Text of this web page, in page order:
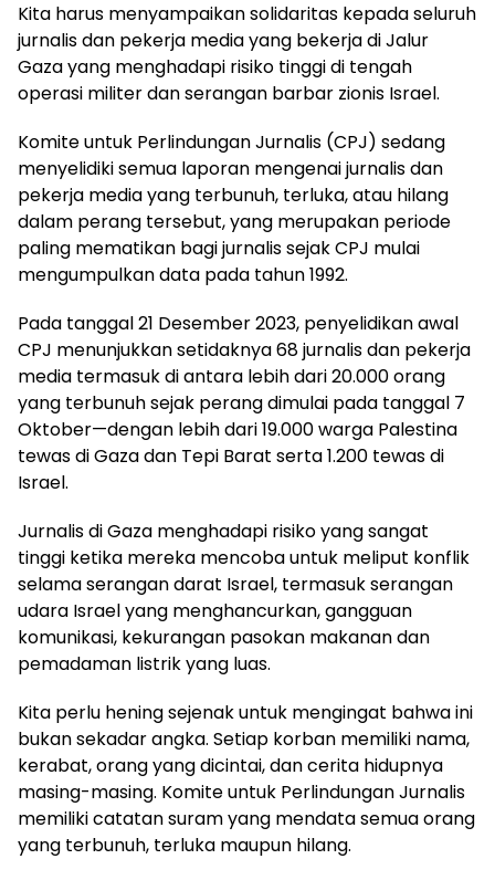
Kita harus menyampaikan solidaritas kepada seluruh
jurnalis dan pekerja media yang bekerja di Jalur
Gaza yang menghadapi risiko tinggi di tengah
operasi militer dan serangan barbar zionis Israel.
Komite untuk Perlindungan Jurnalis (CPJ) sedang
menyelidiki semua laporan mengenai jurnalis dan
pekerja media yang terbunuh, terluka, atau hilang
dalam perang tersebut, yang merupakan periode
paling mematikan bagi jurnalis sejak CPJ mulai
mengumpulkan data pada tahun 1992.
Pada tanggal 21 Desember 2023, penyelidikan awal
CPJ menunjukkan setidaknya 68 jurnalis dan pekerja
media termasuk di antara lebih dari 20.000 orang
yang terbunuh sejak perang dimulai pada tanggal 7
Oktober—dengan lebih dari 19.000 warga Palestina
tewas di Gaza dan Tepi Barat serta 1.200 tewas di
Israel.
Jurnalis di Gaza menghadapi risiko yang sangat
tinggi ketika mereka mencoba untuk meliput konflik
selama serangan darat Israel, termasuk serangan
udara Israel yang menghancurkan, gangguan
komunikasi, kekurangan pasokan makanan dan
pemadaman listrik yang luas.
Kita perlu hening sejenak untuk mengingat bahwa ini
bukan sekadar angka. Setiap korban memiliki nama,
kerabat, orang yang dicintai, dan cerita hidupnya
masing-masing. Komite untuk Perlindungan Jurnalis
memiliki catatan suram yang mendata semua orang
yang terbunuh, terluka maupun hilang.